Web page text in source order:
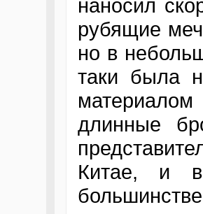
наносил
рубящие
но в
таки была
длинные
Китае, и